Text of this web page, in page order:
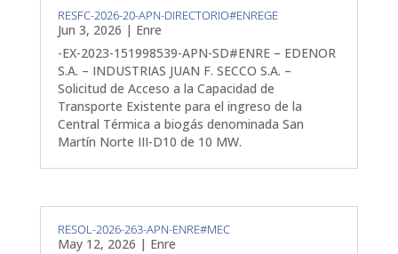
RESFC-2026-20-APN-DIRECTORIO#ENREGE
Jun 3, 2026 | Enre
-EX-2023-151998539-APN-SD#ENRE – EDENOR
S.A. – INDUSTRIAS JUAN F. SECCO S.A. –
Solicitud de Acceso a la Capacidad de
Transporte Existente para el ingreso de la
Central Térmica a biogás denominada San
Martín Norte III-D10 de 10 MW.
RESOL-2026-263-APN-ENRE#MEC
May 12, 2026 | Enre